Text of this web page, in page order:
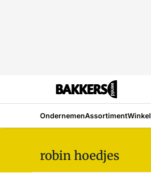
OndernemenAssortimentWinkel
robin hoedjes